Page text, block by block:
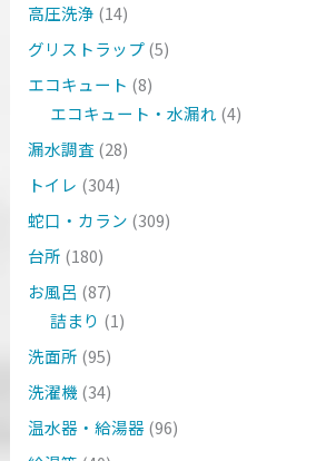
高圧洗浄 (14)
グリストラップ(5)
エコキュート (8)
エコキュート・水漏れ (4)
漏水調査 (28)
トイレ (304)
蛇口・カラン (309)
台所 (180)
お風呂 (87)
詰まり (1)
洗面所 (95)
洗濯機 (34)
温水器・給湯器(96)